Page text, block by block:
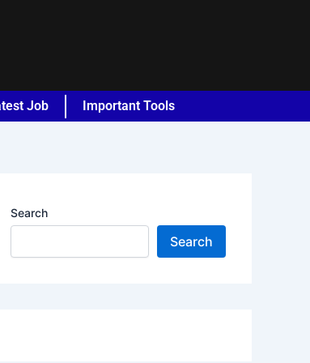
Job Important Tools
Search
Search